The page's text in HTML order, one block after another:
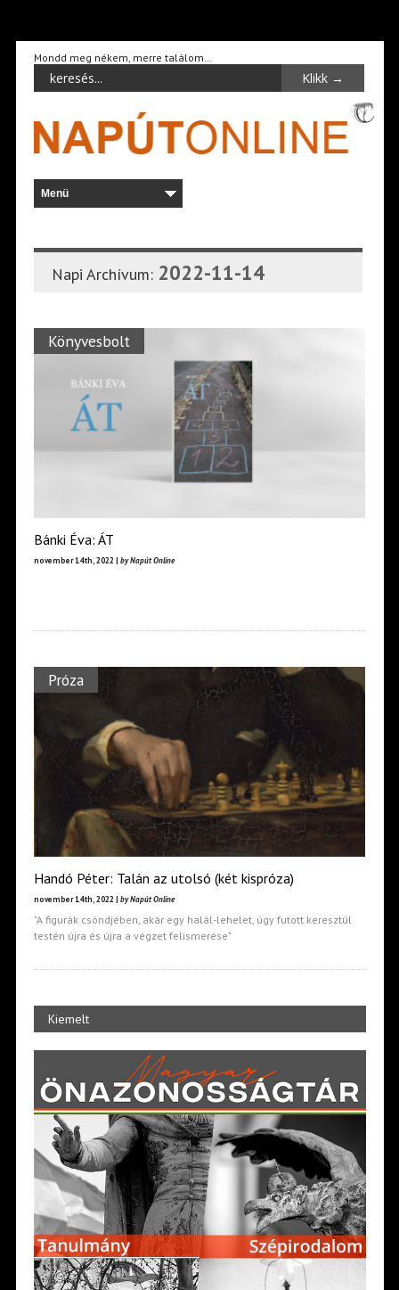
Mondd meg nékem, merre találom…
Napi Archívum: 2022-11-14
Könyvesbolt
Bánki Éva: ÁT
november 14th, 2022 | by Napút Online
Próza
Handó Péter: Talán az utolsó (két kispróza)
november 14th, 2022 | by Napút Online
"A figurák csöndjében, akár egy halál-lehelet, úgy futott keresztül
testén újra és újra a végzet felismerése"
Kiemelt